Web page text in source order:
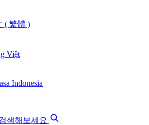
( 繁體 )
Việt
Indonesia
색해보세요